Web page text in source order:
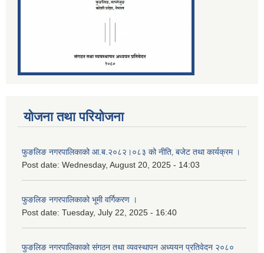
योजना तथा परियोजना
फुङलिङ नगरपालिकाको आ.ब.२०८२।०८३ को नीति‚ बजेट तथा कार्यक्रम ।
Post date: Wednesday, August 20, 2025 - 14:03
फुङलिङ नगरपालिकाको भूमी वर्गिकरण ।
Post date: Tuesday, July 22, 2025 - 16:40
फुङलिङ नगरपालिकाको संगठन तथा व्यवस्थापन अध्ययन प्रतिवेदन २०८०